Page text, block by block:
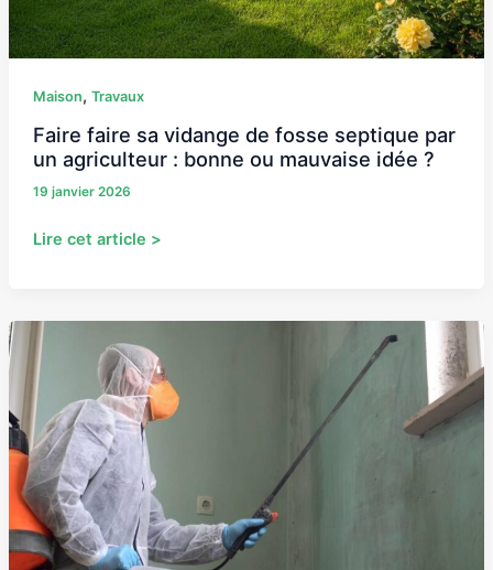
Maison, Travaux
Faire faire sa vidange de fosse septique par
un agriculteur : bonne ou mauvaise idée ?
19 janvier 2026
mauvaise
idée
Lire cet article >
Syndrome
de
Diogène
:
quelles
aides
financières
?